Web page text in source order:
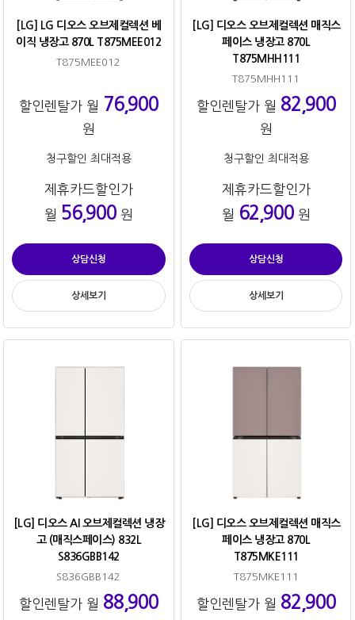
[LG] LG 디오스 오브제컬렉션 베
이직 냉장고 870L T875MEE012
T875MEE012
할인렌탈가 월 76,900
원
청구할인 최대적용
제휴카드할인가
월 56,900원
상담신청
상세보기
[LG] 디오스 오브제컬렉션 매직스
페이스 냉장고 870L
T875MHH111
T875MHH111
할인렌탈가 월 82,900
원
청구할인 최대적용
제휴카드할인가
월 62,900원
상담신청
상세보기
[LG] 디오스 AI 오브제컬렉션 냉장
고 (매직스페이스) 832L
S836GBB142
S836GBB142
할인렌탈가 월 88,900
[LG] 디오스 오브제컬렉션 매직스
페이스 냉장고 870L
T875MKE111
T875MKE111
할인렌탈가 월 82,900